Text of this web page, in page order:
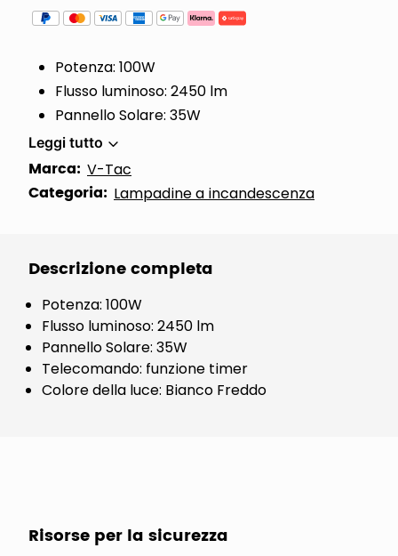
Potenza: 100W
Flusso luminoso: 2450 lm
Pannello Solare: 35W
Leggi tutto
Marca: V-Tac
Categoria: Lampadine a incandescenza
Descrizione completa
Potenza: 100W
Flusso luminoso: 2450 lm
Pannello Solare: 35W
Telecomando: funzione timer
Colore della luce: Bianco Freddo
Risorse per la sicurezza